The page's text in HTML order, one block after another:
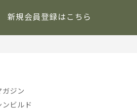
新規会員登録はこちら
ジン
ンビルド